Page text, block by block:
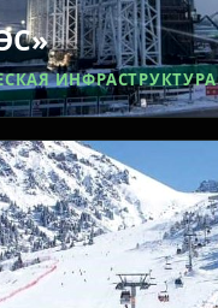
ИНФРАСТРУКТУРА